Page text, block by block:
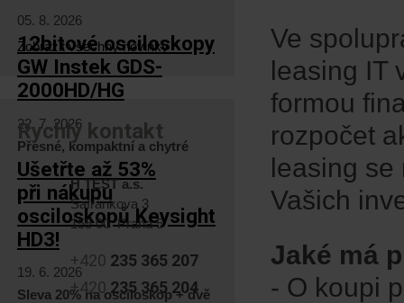
Ve
leasing IT
formou
rozpočet
leasing se
Vašich
Jaké má
- O koupi
05. 8. 2026
12bitové osciloskopy
GW Instek GDS-
2000HD/HG
22. 7. 2026
Přesné, kompaktní a chytré
Ušetřte až 53%
při nákupu
osciloskopů Keysight
HD3!
19. 6. 2026
Sleva 20% na osciloskop + dvě
Zobrazit všechny novinky
Rychlý kontakt
H TEST a.s.
Šafránkova 3
155 00 Praha 5
+420 235 365 207
+420 235 365 204